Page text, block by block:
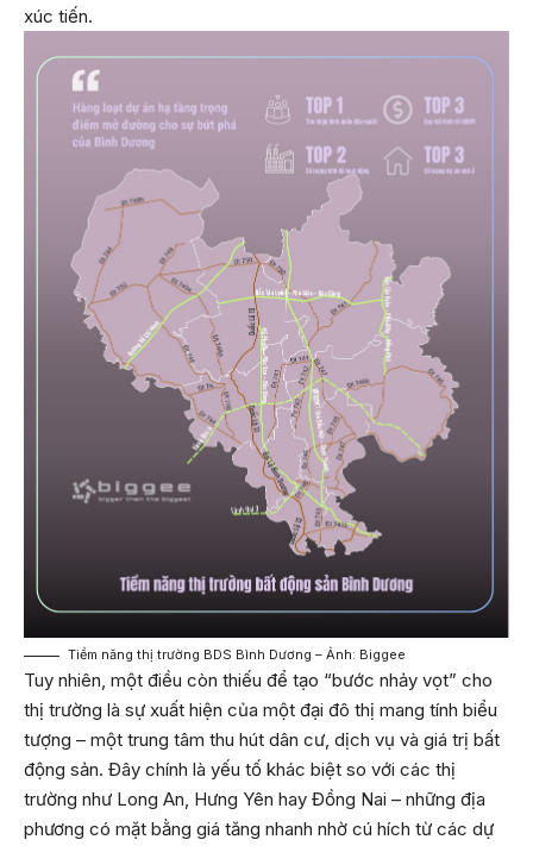
xúc tiến.
Tiềm năng thị trường BDS Bình Dương – Ảnh: Biggee
Tuy nhiên, một điều còn thiếu để tạo “bước nhảy vọt” cho
thị trường là sự xuất hiện của một đại đô thị mang tính biểu
tượng – một trung tâm thu hút dân cư, dịch vụ và giá trị bất
động sản. Đây chính là yếu tố khác biệt so với các thị
trường như Long An, Hưng Yên hay Đồng Nai – những địa
phương có mặt bằng giá tăng nhanh nhờ cú hích từ các dự